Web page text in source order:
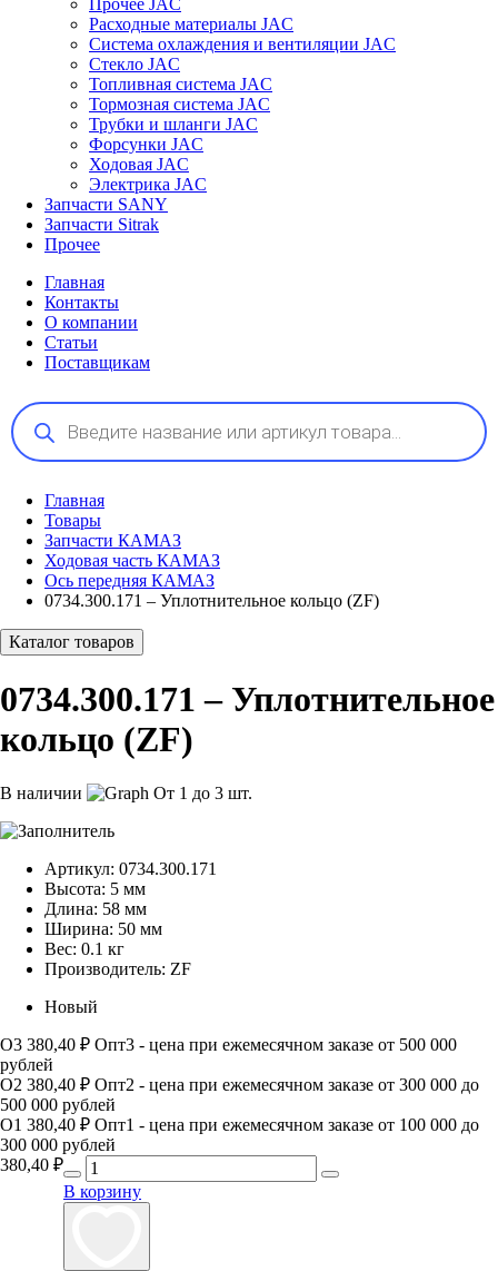
Прочее JAC
Расходные материалы JAC
Система охлаждения и вентиляции JAC
Стекло JAC
Топливная система JAC
Тормозная система JAC
Трубки и шланги JAC
Форсунки JAC
Ходовая JAC
Электрика JAC
Запчасти SANY
Запчасти Sitrak
Прочее
Главная
Контакты
О компании
Статьи
Поставщикам
Поиск
товаров
Главная
Товары
Запчасти КАМАЗ
Ходовая часть КАМАЗ
Ось передняя КАМАЗ
0734.300.171 – Уплотнительное кольцо (ZF)
Каталог товаров
0734.300.171 – Уплотнительное
кольцо (ZF)
В наличии От 1 до 3 шт.
Артикул: 0734.300.171
Высота: 5 мм
Длина: 58 мм
Ширина: 50 мм
Вес: 0.1 кг
Производитель: ZF
Новый
О3 380,40 ₽ Опт3 - цена при ежемесячном заказе от 500 000
рублей
О2 380,40 ₽ Опт2 - цена при ежемесячном заказе от 300 000 до
500 000 рублей
О1 380,40 ₽ Опт1 - цена при ежемесячном заказе от 100 000 до
300 000 рублей
380,40 ₽
В корзину